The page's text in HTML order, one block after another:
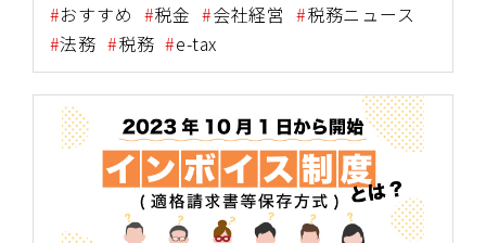
おすすめ
税金 会社経営
税務ニュース
法務
税務 e-tax